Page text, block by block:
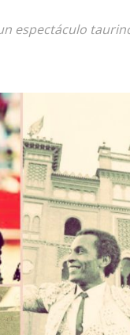
espectáculo